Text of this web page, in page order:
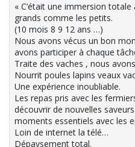
« C’était une immersion
grands comme les petits.
(10 mois 8 9 12 ans …)
Nous avons vécus un bon
avons participer à chaque
Traite des vaches , nous avons
Nourrit poules lapins veaux
Une expérience inoubliable.
Les repas pris avec les
découvrir de nouvelles
moments essentiels avec les
Loin de internet la télé…
Dépaysement total.